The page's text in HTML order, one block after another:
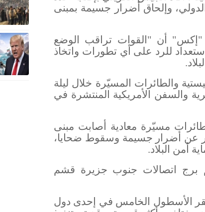
وإلحاق أضرار جسيمة بمبنى
أن "القوات تراقب الوضع
للرد على أي تطورات واتخاذ
.
والطائرات المسيّرة خلال ليلة
والسفن الأمريكية المنتشرة في
مسيّرة معادية أصابت مبنى
ما أسفر عن أضرار جسيمة وسقوط ضحايا،
أمن البلاد.
برج اتصالات جنوب جزيرة قشم
الأسطول الخامس في إحدى دول